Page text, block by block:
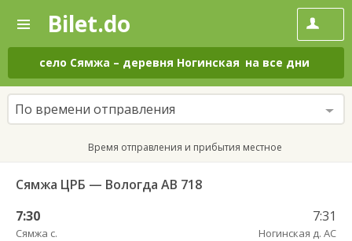
—
Поиск
и
покупка
билетов
на
автобус
онлайн
Bilet.do
село Сямжа – деревня Ногинская на все дни
По времени отправления
Время отправления и прибытия местное
Сямжа ЦРБ — Вологда АВ 718
7:30
Сямжа с.
7:31
Ногинская д. АС